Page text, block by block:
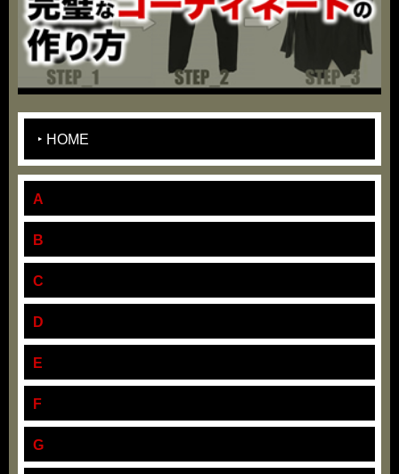
HOME
A
B
C
D
E
F
G